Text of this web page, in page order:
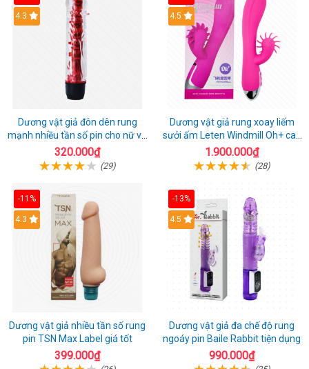
4.3
Dương vật giả đôn dên rung
mạnh nhiều tần số pin cho nữ và
cặp đôi
320.000₫
(29)
4.5
Dương vật giả rung xoay liếm
sưởi ấm Leten Windmill Oh+ cao
cấp
1.900.000₫
(28)
-11%
4.3
Dương vật giả nhiều tần số rung
pin TSN Max Label giá tốt
399.000₫
-13%
4.5
Dương vật giả đa chế độ rung
ngoáy pin Baile Rabbit tiện dụng
990.000₫